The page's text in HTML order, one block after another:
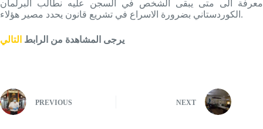
معرفة الى متى يبقى الشخص في السجن عليه نطالب البرلمان
الكوردستاني بضرورة الاسراع في تشريع قانون يحدد مصير هؤلاء.
يرجى المشاهدة من الرابط التالي
PREVIOUS NEXT